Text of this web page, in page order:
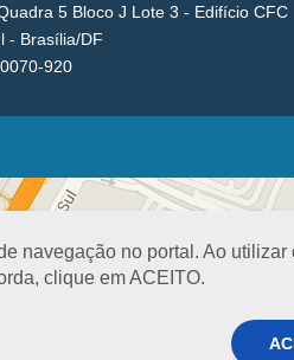
navegação no portal. Ao utilizar
clique em ACEITO.
5 Bloco J Lote 3 - Edifício CFC
- Brasília/DF
920
VICE-
Administrativa
Controle Interno
Desenvolvimento
Fiscalização, Ética e